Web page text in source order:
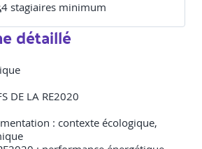
4 stagiaires minimum
détaillé
DE LA RE2020
: contexte écologique,